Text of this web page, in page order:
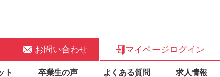
お問い合わせ マイページログイン
ト 卒業生の声 よくある質問 求人情報